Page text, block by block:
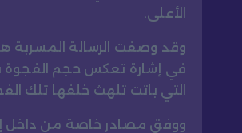
الأعلى.
وقد وصفت الرسالة المسربة
في إشارة تعكس حجم الفجوة
التي باتت تلهث خلفها تلك
ووفق مصادر خاصة من داخل